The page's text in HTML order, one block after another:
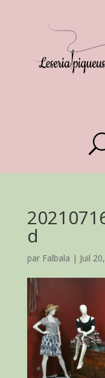
d
par Falbala | Juil